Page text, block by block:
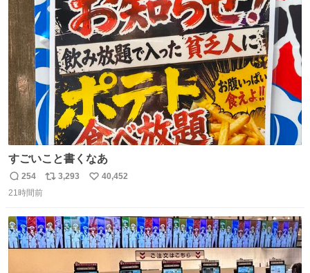
ト
数
数
すごいこと書くなあ
返
信
254
リ
ト
数
3,293
い
数
40,452
21時間前